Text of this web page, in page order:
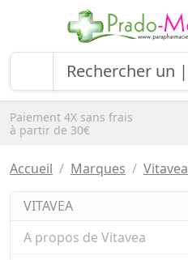
Paiement 4X sans frais
à partir de 30€
Accueil Marques Vitavea
VITAVEA
A propos de Vitavea